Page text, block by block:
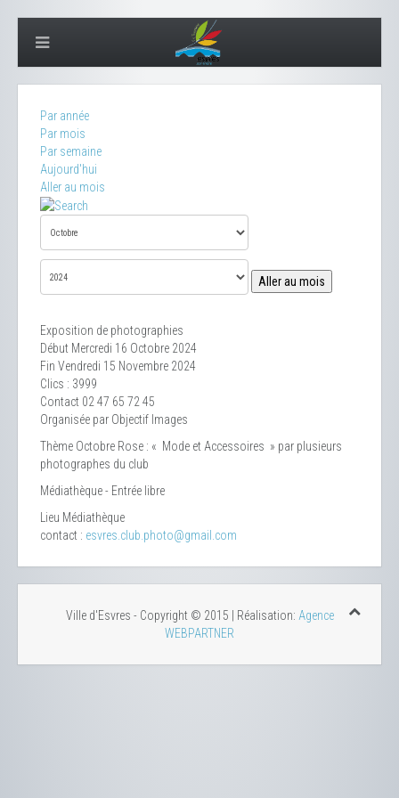
Par année
Par mois
Par semaine
Aujourd'hui
Aller au mois
Aller au mois
Exposition de photographies
Début Mercredi 16 Octobre 2024
Fin Vendredi 15 Novembre 2024
Clics : 3999
Contact 02 47 65 72 45
Organisée par Objectif Images
Thème Octobre Rose : « Mode et Accessoires » par plusieurs
photographes du club
Médiathèque - Entrée libre
Lieu Médiathèque
contact : esvres.club.photo@gmail.com
Ville d'Esvres - Copyright © 2015 | Réalisation: Agence
WEBPARTNER